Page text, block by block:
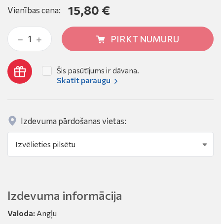
Vienības cena: 15,80 €
PIRKT NUMURU
Šis pasūtījums ir dāvana.
Skatīt paraugu
Izdevuma pārdošanas vietas:
Izdevuma informācija
Valoda: Angļu